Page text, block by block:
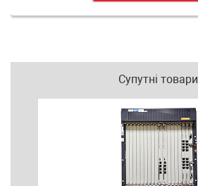
Супутні товари